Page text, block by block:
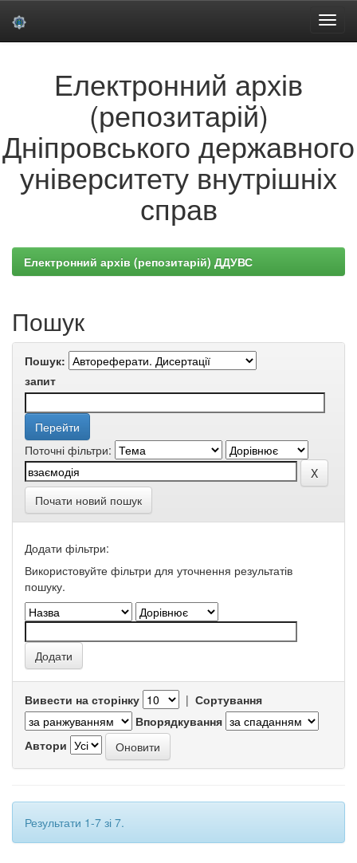
Електронний архів
(репозитарій)
Дніпровського державного
університету внутрішніх
справ
Електронний архів (репозитарій) ДДУВС
Пошук
Пошук:
запит
Поточні фільтри:
Почати новий пошук
Додати фільтри:
Використовуйте фільтри для уточнення результатів
пошуку.
Вивести на сторінку | Сортування
Впорядкування
Автори
Результати 1-7 зі 7.